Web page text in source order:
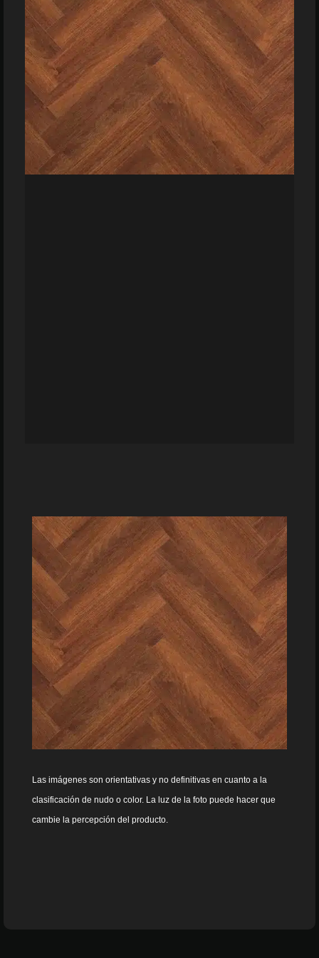
Las imágenes son orientativas y no definitivas en cuanto a la
clasificación de nudo o color. La luz de la foto puede hacer que
cambie la percepción del producto.